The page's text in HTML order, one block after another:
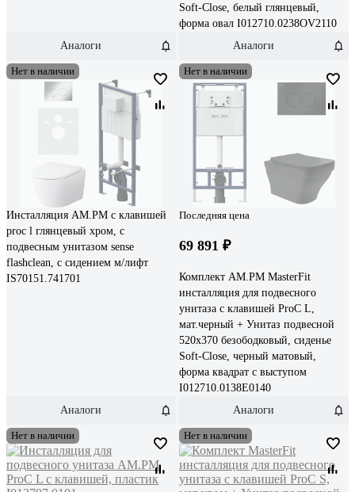
Аналоги
Soft-Close, белый глянцевый,
форма овал I012710.0238OV2110
Аналоги
Нет в наличии
Инсталляция AM.PM с клавишей
proc l глянцевый хром, с
подвесным унитазом sense
flashclean, с сидением м/лифт
IS70151.741701
Аналоги
Нет в наличии
Последняя цена
69 891 ₽
Комплект AM.PM MasterFit
инсталляция для подвесного
унитаза с клавишей ProC L,
мат.черный + Унитаз подвесной
520х370 безободковый, сиденье
Soft-Close, черный матовый,
форма квадрат с выступом
I012710.0138E0140
Аналоги
Нет в наличии Нет в наличии